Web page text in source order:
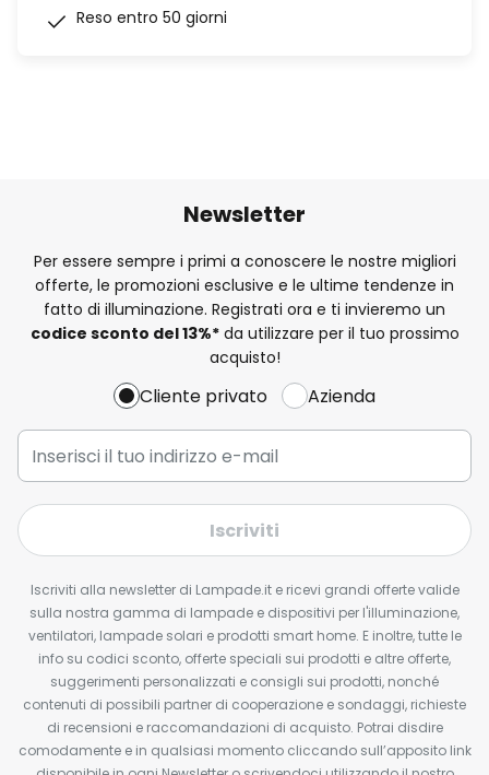
Reso entro 50 giorni
Newsletter
Per essere sempre i primi a conoscere le nostre migliori
offerte, le promozioni esclusive e le ultime tendenze in
fatto di illuminazione. Registrati ora e ti invieremo un
codice sconto del13%*da utilizzare per il tuo prossimo
acquisto!
Cliente privato Azienda
Iscriviti
Iscriviti alla newsletter di Lampade.it e ricevi grandi offerte valide
sulla nostra gamma di lampade e dispositivi per l'illuminazione,
ventilatori, lampade solari e prodotti smart home. E inoltre, tutte le
info su codici sconto, offerte speciali sui prodotti e altre offerte,
suggerimenti personalizzati e consigli sui prodotti, nonché
contenuti di possibili partner di cooperazione e sondaggi, richieste
di recensioni e raccomandazioni di acquisto. Potrai disdire
comodamente e in qualsiasi momento cliccando sull’apposito link